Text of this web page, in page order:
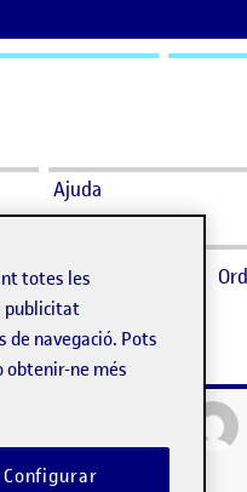
Ajuda
comentari el PEC 2 – Un juego
totes les
publicitat
navegació. Pots
obtenir-ne més
Configurar